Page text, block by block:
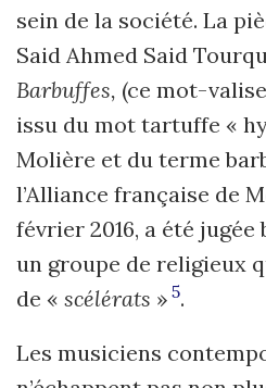
sein de la société. La
Said Ahmed Said
Barbuffes, (ce mot-
issu du mot tartuffe «
Molière et du terme
l’Alliance française de
février 2016, a été
un groupe de religieux
de « scélérats » 5.
Les musiciens